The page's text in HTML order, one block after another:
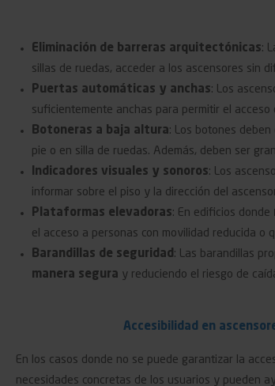
Eliminación de barreras arquitectónicas:
sillas de ruedas, acceder a los ascensores sin
Puertas automáticas y anchas: Los
suficientemente anchas para permitir el
Botoneras a baja altura: Los botones deben
pie o en silla de ruedas. Además, deben ser
Indicadores visuales y sonoros: Los
informar sobre el piso y la dirección del
Plataformas elevadoras: En edificios donde
el acceso a personas con movilidad reducida o
Barandillas de seguridad: Las barandillas
manera segura y reduciendo el riesgo de
Accesibilidad en
En los casos donde no se puede garantizar la
necesidades concretas de los usuarios y pueden